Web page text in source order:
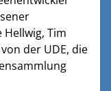
Tim
der UDE, die